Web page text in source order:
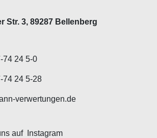
Str. 3, 89287 Bellenberg
74 24 5-0
74 24 5-28
verwertungen.de
auf
Instagram